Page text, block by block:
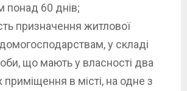
понад 60 днів;
призначення житлової
у складі
що мають у власності два
в місті, на одне з